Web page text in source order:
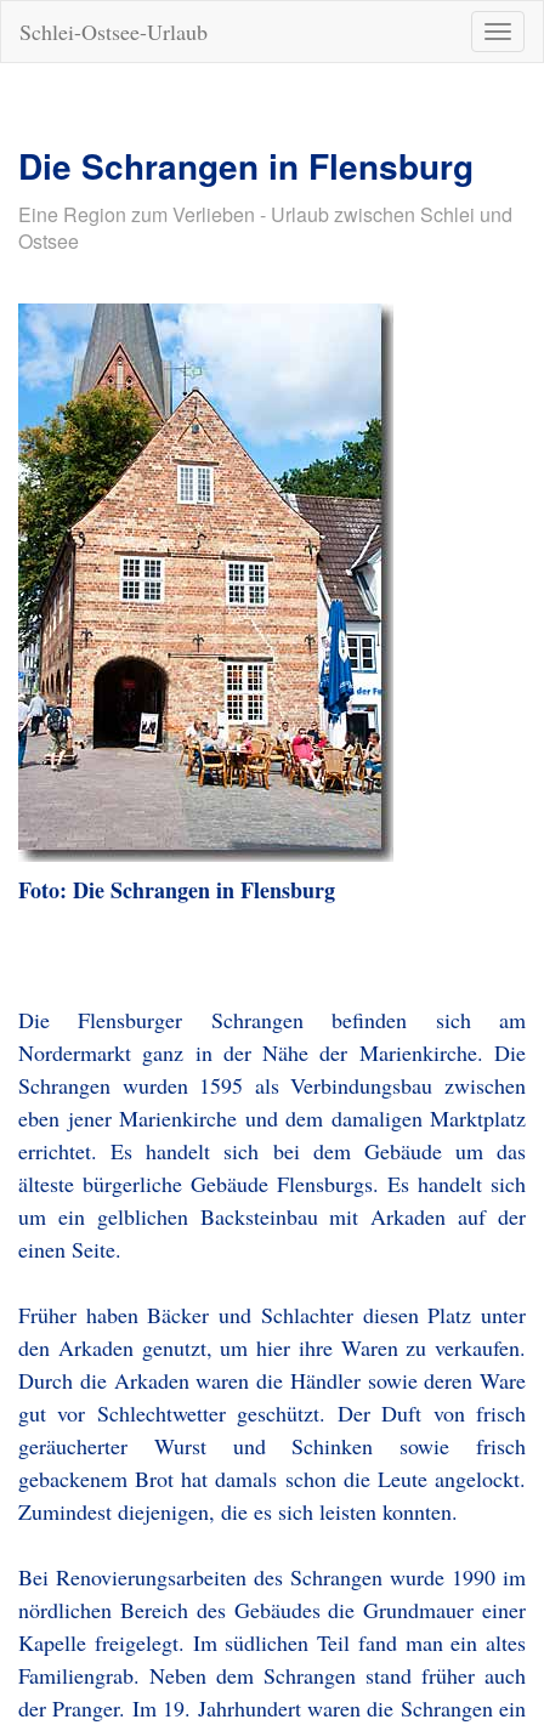
ein-/
Schlei-Ostsee-Urlaub
Die Schrangen in Flensburg
Eine Region zum Verlieben - Urlaub zwischen Schlei und
Ostsee
Foto: Die Schrangen in Flensburg
Die Flensburger Schrangen befinden sich am
Nordermarkt ganz in der Nähe der Marienkirche. Die
Schrangen wurden 1595 als Verbindungsbau zwischen
eben jener Marienkirche und dem damaligen Marktplatz
errichtet. Es handelt sich bei dem Gebäude um das
älteste bürgerliche Gebäude Flensburgs. Es handelt sich
um ein gelblichen Backsteinbau mit Arkaden auf der
einen Seite.
Früher haben Bäcker und Schlachter diesen Platz unter
den Arkaden genutzt, um hier ihre Waren zu verkaufen.
Durch die Arkaden waren die Händler sowie deren Ware
gut vor Schlechtwetter geschützt. Der Duft von frisch
geräucherter Wurst und Schinken sowie frisch
gebackenem Brot hat damals schon die Leute angelockt.
Zumindest diejenigen, die es sich leisten konnten.
Bei Renovierungsarbeiten des Schrangen wurde 1990 im
nördlichen Bereich des Gebäudes die Grundmauer einer
Kapelle freigelegt. Im südlichen Teil fand man ein altes
Familiengrab. Neben dem Schrangen stand früher auch
der Pranger. Im 19. Jahrhundert waren die Schrangen ein